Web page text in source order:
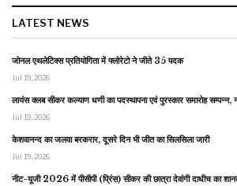
LATEST NEWS
जोनल एथलेटिक्स प्रतियोगिता में फ्लोरेटो ने जीते 35 पदक
Jul 19, 2026
लायंस क्लब सीकर कल्याण धणी का पदस्थापना एवं पुरस्कार समारोह सम्पन्न,
Jul 19, 2026
केशवानन्द का जलवा बरकरार, दूसरे दिन भी जीत का सिलसिला जारी
Jul 19, 2026
नीट-यूजी 2026 में पीसीपी (प्रिंस) सीकर की छात्रा देवांगी दाधीच का